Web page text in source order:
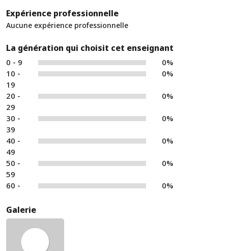
Expérience professionnelle
Aucune expérience professionnelle
La génération qui choisit cet enseignant
0 - 9
0%
10 -
19
0%
20 -
29
0%
30 -
39
0%
40 -
49
0%
50 -
59
0%
60 - 0%
Galerie